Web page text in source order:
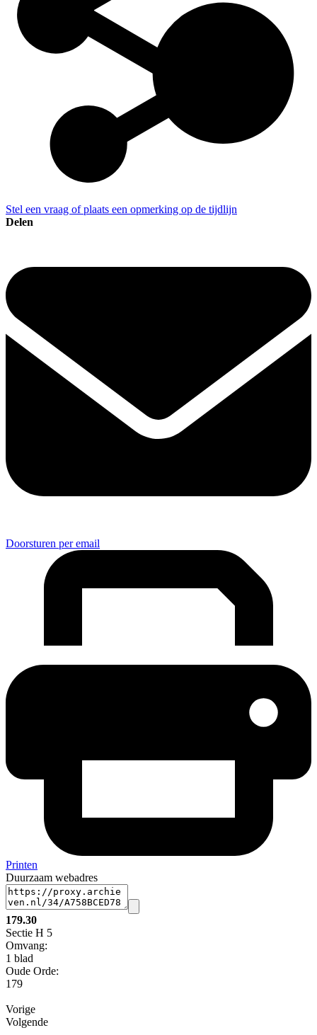
Stel een vraag of plaats een opmerking op de tijdlijn
Delen
Doorsturen per email
Printen
Duurzaam webadres
179.30
Sectie H 5
Omvang:
1 blad
Oude Orde:
179
Vorige
Volgende